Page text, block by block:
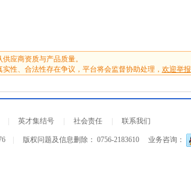
应商资质与产品质量。
性、合法性存在争议，平台将会监督协助处理， 欢迎举报
英才集结号 社会责任 联系我们
版权问题及信息删除： 0756-2183610
业务咨询：